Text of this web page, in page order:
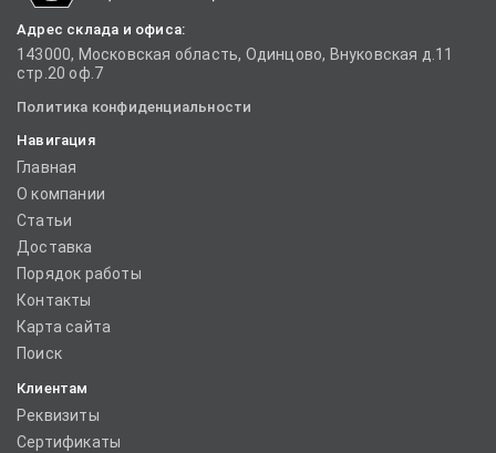
Адрес склада и офиса:
143000, Московская область, Одинцово, Внуковская д.11
стр.20 оф.7
Политика конфиденциальности
Навигация
Главная
О компании
Статьи
Доставка
Порядок работы
Контакты
Карта сайта
Поиск
Клиентам
Реквизиты
Сертификаты